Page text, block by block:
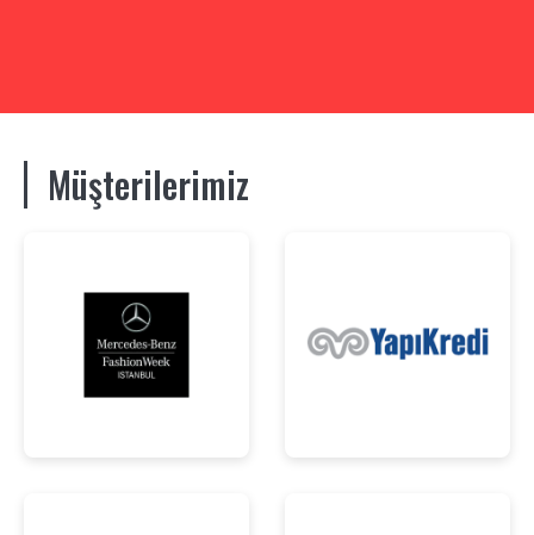
Müşterilerimiz